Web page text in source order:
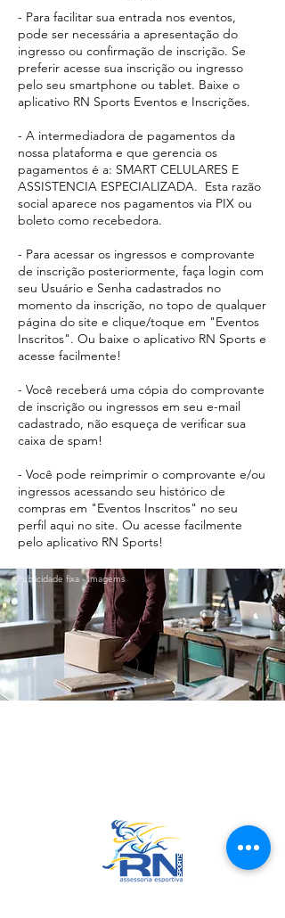
- Para facilitar sua entrada nos eventos,
pode ser necessária a apresentação do
ingresso ou confirmação de inscrição. Se
preferir acesse sua inscrição ou ingresso
pelo seu smartphone ou tablet. Baixe o
aplicativo RN Sports Eventos e Inscrições.
- A intermediadora de pagamentos da
nossa plataforma e que gerencia os
pagamentos é a: SMART CELULARES E
ASSISTENCIA ESPECIALIZADA. Esta razão
social aparece nos pagamentos via PIX ou
boleto como recebedora.​
- Para acessar os ingressos e comprovante
de inscrição posteriormente, faça login com
seu Usuário e Senha cadastrados no
momento da inscrição, no topo de qualquer
página do site e clique/toque em "Eventos
Inscritos". Ou baixe o aplicativo RN Sports e
acesse facilmente!
- Você receberá uma cópia do comprovante
de inscrição ou ingressos em seu e-mail
cadastrado, não esqueça de verificar sua
caixa de spam!
- Você pode reimprimir o comprovante e/ou
ingressos acessando seu histórico de
compras em "Eventos Inscritos" no seu
perfil aqui no site. Ou acesse facilmente
pelo aplicativo RN Sports!
Publicidade fixa - Imagems